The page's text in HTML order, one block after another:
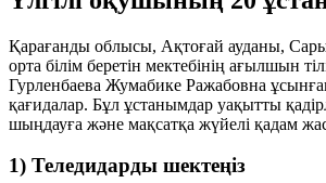
Қарағанды облысы, Ақтоғай ауданы,
орта білім беретін мектебінің ағылшын
Гурленбаева Жумабике Ражабовна
қағидалар. Бұл ұстанымдар уақытты
шыңдауға және мақсатқа жүйелі қадам
1) Теледидарды шектеңіз